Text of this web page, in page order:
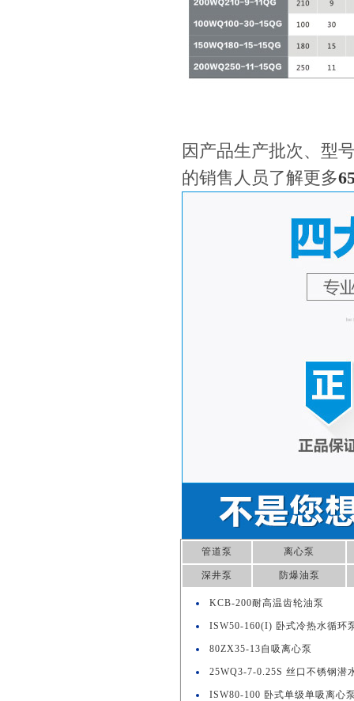
因产品生产批次、型
的销售人员了解更多
管道泵 离心泵
深井泵 防爆油泵
KCB-200耐高温齿轮油泵
ISW50-160(I) 卧式冷热水循环
80ZX35-13自吸离心泵
25WQ3-7-0.25S 丝口不锈钢潜
ISW80-100 卧式单级单吸离心